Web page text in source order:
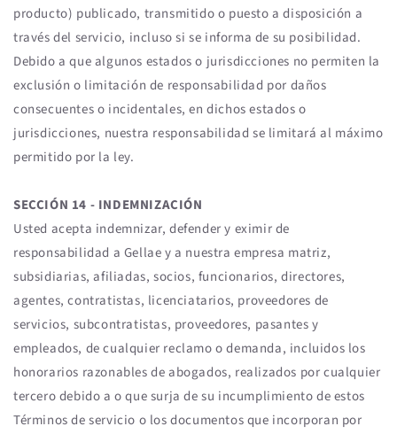
producto) publicado, transmitido o puesto a disposición a
través del servicio, incluso si se informa de su posibilidad.
Debido a que algunos estados o jurisdicciones no permiten la
exclusión o limitación de responsabilidad por daños
consecuentes o incidentales, en dichos estados o
jurisdicciones, nuestra responsabilidad se limitará al máximo
permitido por la ley.
SECCIÓN 14 - INDEMNIZACIÓN
Usted acepta indemnizar, defender y eximir de
responsabilidad a Gellae y a nuestra empresa matriz,
subsidiarias, afiliadas, socios, funcionarios, directores,
agentes, contratistas, licenciatarios, proveedores de
servicios, subcontratistas, proveedores, pasantes y
empleados, de cualquier reclamo o demanda, incluidos los
honorarios razonables de abogados, realizados por cualquier
tercero debido a o que surja de su incumplimiento de estos
Términos de servicio o los documentos que incorporan por